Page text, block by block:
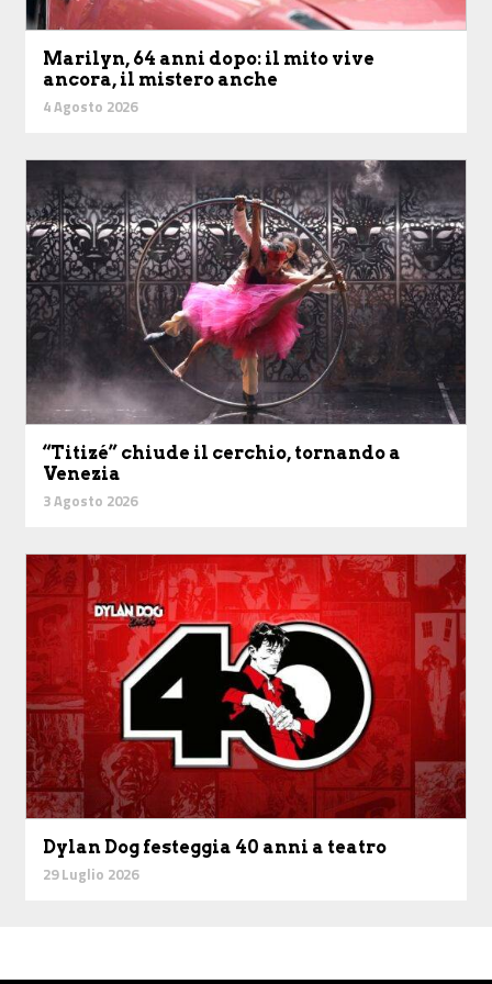
Marilyn, 64 anni dopo: il mito vive
ancora, il mistero anche
4 Agosto 2026
“Titizé” chiude il cerchio, tornando a
Venezia
3 Agosto 2026
Dylan Dog festeggia 40 anni a teatro
29 Luglio 2026